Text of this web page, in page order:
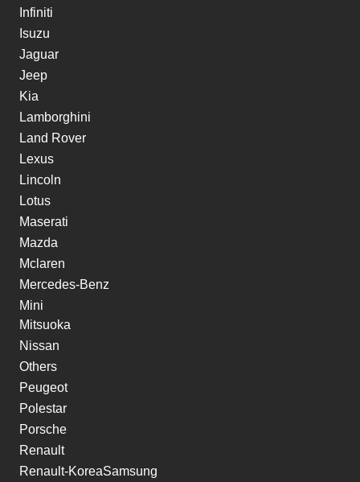
Infiniti
Isuzu
Jaguar
Jeep
Kia
Lamborghini
Land Rover
Lexus
Lincoln
Lotus
Maserati
Mazda
Mclaren
Mercedes-Benz
Mini
Mitsuoka
Nissan
Others
Peugeot
Polestar
Porsche
Renault
Renault-KoreaSamsung